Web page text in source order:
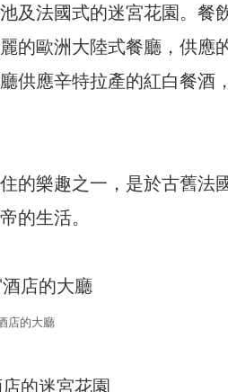
及法國式的迷宮花園。餐
的歐洲大陸式餐廳，供應
供應辛特拉產的紅白餐酒
的樂趣之一，是於古舊法
的生活。
店的大廳